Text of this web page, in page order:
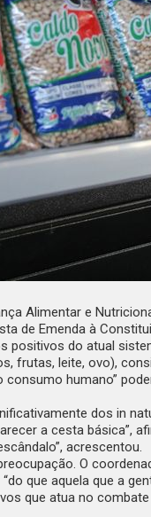
Alimentar e
de Emenda à
positivos do atual
frutas, leite, ovo),
consumo humano”
dos in
a cesta básica”,
acrescentou.
O
que aquela que a
que atua no